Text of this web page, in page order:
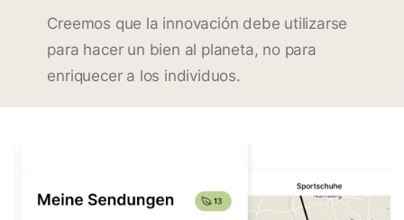
Creemos que la innovación debe utilizarse
para hacer un bien al planeta, no para
enriquecer a los individuos.